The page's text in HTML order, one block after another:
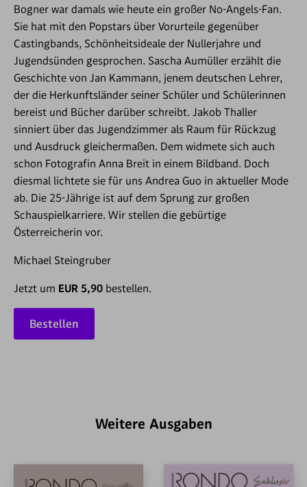
Bogner war damals wie heute ein großer No-Angels-Fan.
Sie hat mit den Popstars über Vorurteile gegenüber
Castingbands, Schönheitsideale der Nullerjahre und
Jugendsünden gesprochen. Sascha Aumüller erzählt die
Geschichte von Jan Kammann, jenem deutschen Lehrer,
der die Herkunftsländer seiner Schüler und Schülerinnen
bereist und Bücher darüber schreibt. Jakob Thaller
sinniert über das Jugendzimmer als Raum für Rückzug
und Ausdruck gleichermaßen. Dem widmete sich auch
schon Fotografin Anna Breit in einem Bildband. Doch
diesmal lichtete sie für uns Andrea Guo in aktueller Mode
ab. Die 25-Jährige ist auf dem Sprung zur großen
Schauspielkarriere. Wir stellen die gebürtige
Österreicherin vor.
Michael Steingruber
Jetzt um EUR 5,90 bestellen.
Bestellen
Weitere Ausgaben